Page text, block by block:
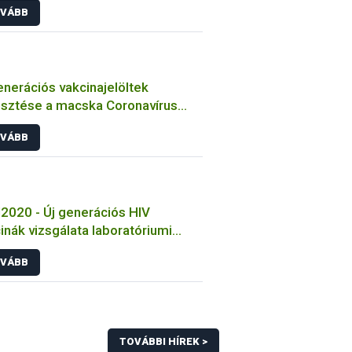
vakcinajelöltek
a macska Coronavírus
ellen
- Új generációs HIV
vizsgálata laboratóriumi
TOVÁBBI HÍREK >